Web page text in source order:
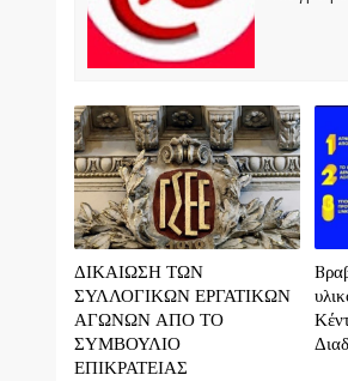
ΔΙΚΑΙΩΣΗ ΤΩΝ
ΣΥΛΛΟΓΙΚΩΝ ΕΡΓΑΤΙΚΩΝ
ΑΓΩΝΩΝ ΑΠΟ ΤΟ
ΣΥΜΒΟΥΛΙΟ
ΕΠΙΚΡΑΤΕΙΑΣ